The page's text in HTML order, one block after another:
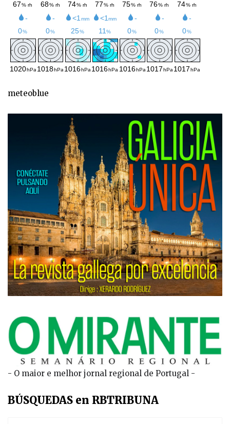
meteoblue
- O maior e melhor jornal regional de Portugal -
BÚSQUEDAS en RBTRIBUNA